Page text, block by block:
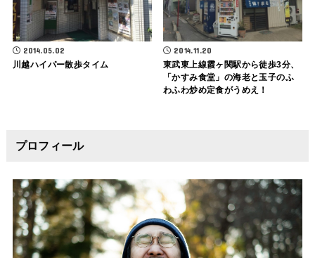
2014.05.02
川越ハイパー散歩タイム
2014.11.20
東武東上線霞ヶ関駅から徒歩3分、
「かすみ食堂」の海老と玉子のふ
わふわ炒め定食がうめえ！
プロフィール